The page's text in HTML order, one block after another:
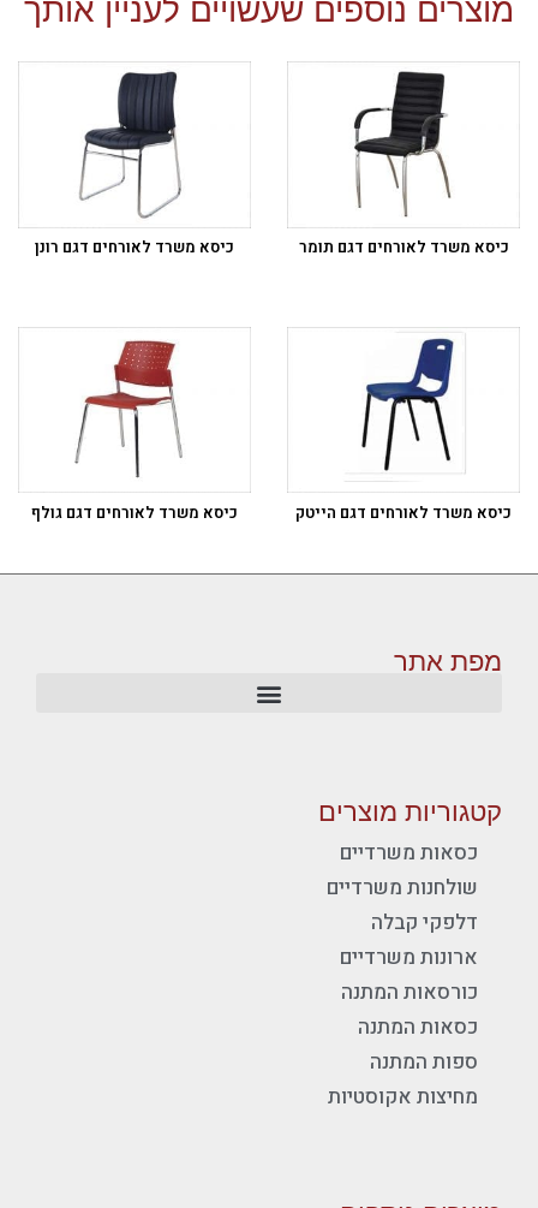
כיסא משרד לאורחים דגם תומר כיסא משרד לאורחים דגם רונן
כיסא משרד לאורחים דגם הייטק כיסא משרד לאורחים דגם גולף
מפת אתר
קטגוריות מוצרים
כסאות משרדיים
שולחנות משרדיים
דלפקי קבלה
ארונות משרדיים
כורסאות המתנה
כסאות המתנה
ספות המתנה
מחיצות אקוסטיות